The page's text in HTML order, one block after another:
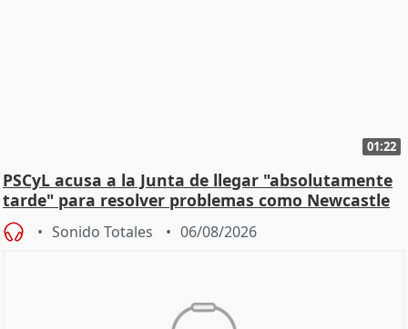
01:22
PSCyL acusa a la Junta de llegar "absolutamente
tarde" para resolver problemas como Newcastle
Sonido Totales 06/08/2026